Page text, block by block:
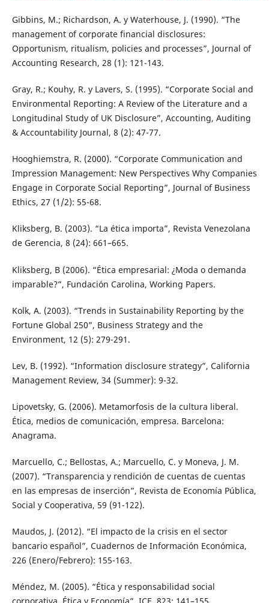
Gibbins, M.; Richardson, A. y Waterhouse, J. (1990). “The
management of corporate financial disclosures:
Opportunism, ritualism, policies and processes”, Journal of
Accounting Research, 28 (1): 121-143.
Gray, R.; Kouhy, R. y Lavers, S. (1995). “Corporate Social and
Environmental Reporting: A Review of the Literature and a
Longitudinal Study of UK Disclosure”, Accounting, Auditing
& Accountability Journal, 8 (2): 47-77.
Hooghiemstra, R. (2000). “Corporate Communication and
Impression Management: New Perspectives Why Companies
Engage in Corporate Social Reporting”, Journal of Business
Ethics, 27 (1/2): 55-68.
Kliksberg, B. (2003). “La ética importa”, Revista Venezolana
de Gerencia, 8 (24): 661–665.
Kliksberg, B (2006). “Ética empresarial: ¿Moda o demanda
imparable?”, Fundación Carolina, Working Papers.
Kolk, A. (2003). “Trends in Sustainability Reporting by the
Fortune Global 250”, Business Strategy and the
Environment, 12 (5): 279-291.
Lev, B. (1992). “Information disclosure strategy”, California
Management Review, 34 (Summer): 9-32.
Lipovetsky, G. (2006). Metamorfosis de la cultura liberal.
Ética, medios de comunicación, empresa. Barcelona:
Anagrama.
Marcuello, C.; Bellostas, A.; Marcuello, C. y Moneva, J. M.
(2007). “Transparencia y rendición de cuentas de cuentas
en las empresas de inserción”, Revista de Economía Pública,
Social y Cooperativa, 59 (91-122).
Maudos, J. (2012). “El impacto de la crisis en el sector
bancario español”, Cuadernos de Información Económica,
226 (Enero/Febrero): 155-163.
Méndez, M. (2005). “Ética y responsabilidad social
corporativa. Ética y Economía”, ICE, 823: 141–155.